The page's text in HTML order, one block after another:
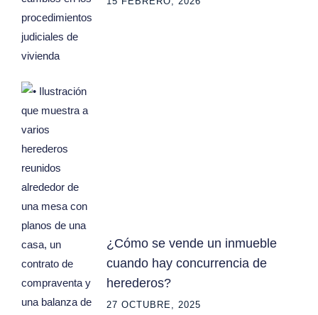
¿Cómo se vende un inmueble
cuando hay concurrencia de
herederos?
27 OCTUBRE, 2025